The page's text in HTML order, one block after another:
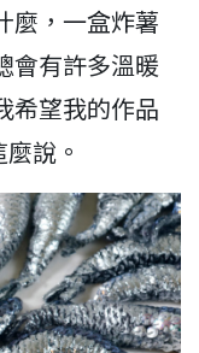
，一盒炸薯
會有許多溫暖
希望我的作品
說。